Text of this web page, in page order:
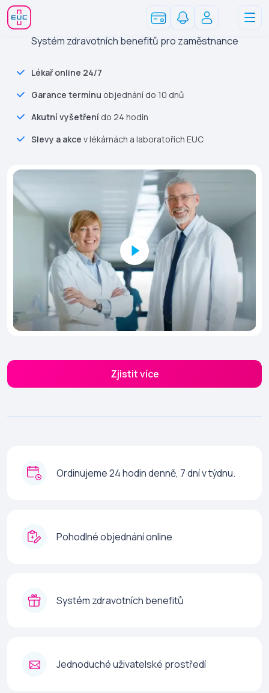
Systém zdravotních benefitů pro zaměstnance
Lékař online 24/7
Garance termínu objednání do 10 dnů
Akutní vyšetření do 24 hodin
Slevy a akce v lékárnách a laboratořích EUC
Zjistit více
Ordinujeme 24 hodin denně, 7 dní v týdnu.
Pohodlné objednání online
Systém zdravotních benefitů
Jednoduché uživatelské prostředí